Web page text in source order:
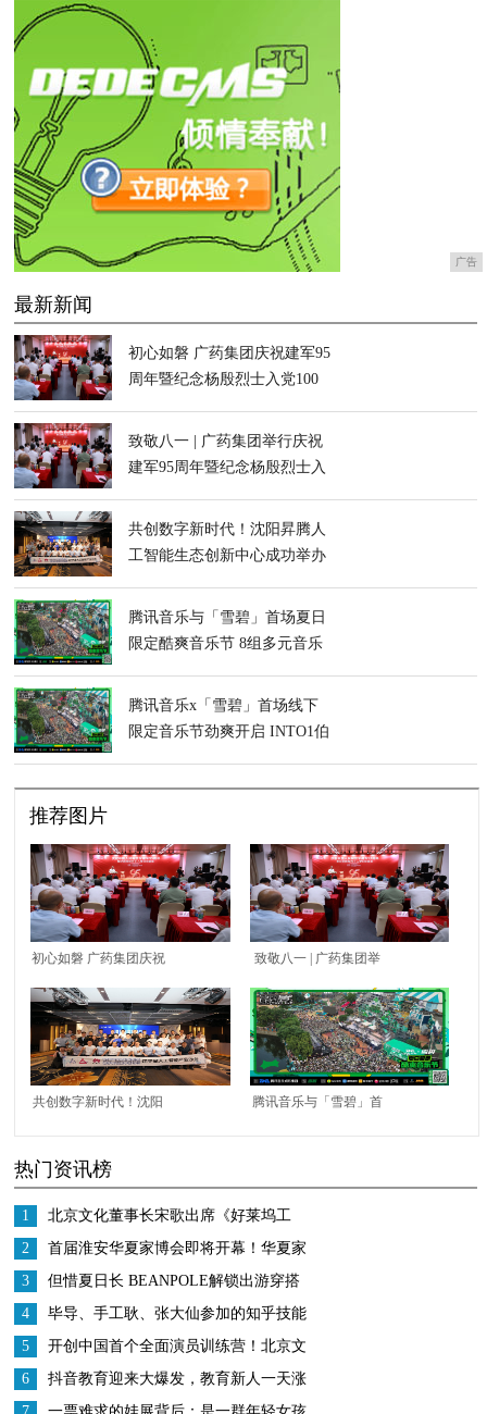
广告
最新新闻
初心如磐 广药集团庆祝建军95
周年暨纪念杨殷烈士入党100
致敬八一 | 广药集团举行庆祝
建军95周年暨纪念杨殷烈士入
共创数字新时代！沈阳昇腾人
工智能生态创新中心成功举办
腾讯音乐与「雪碧」首场夏日
限定酷爽音乐节 8组多元音乐
腾讯音乐x「雪碧」首场线下
限定音乐节劲爽开启 INTO1伯
舞台
推荐图片
初心如磐 广药集团庆祝
建军95周年暨纪念杨殷
烈士入党100周年活动
致敬八一 | 广药集团举
行庆祝建军95周年暨纪
念杨殷烈士入党100周
年主题活动
共创数字新时代！沈阳
中心成功举办辽宁省人
腾讯音乐与「雪碧」首
热门资讯榜
1
北京文化董事长宋歌出席《好莱坞工
匠》中美影视分享会， 助力中国电影发
展
2
首届淮安华夏家博会即将开幕！华夏家
博会百城计划进度过半！
3
但惜夏日长 BEANPOLE解锁出游穿搭
4
毕导、手工耿、张大仙参加的知乎技能
研究所是什么？
5
开创中国首个全面演员训练营！北京文
化或将再发爆款！
6
抖音教育迎来大爆发，教育新人一天涨
粉200万